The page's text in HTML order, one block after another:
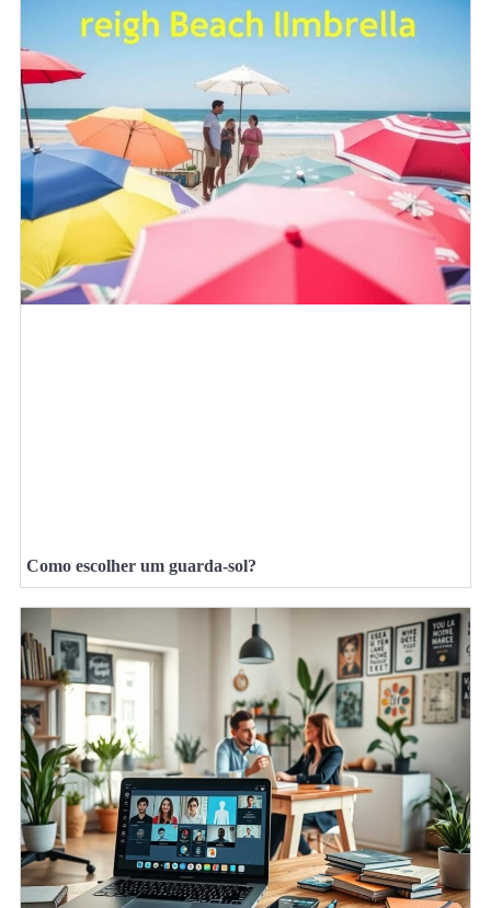
Como escolher um guarda-sol?